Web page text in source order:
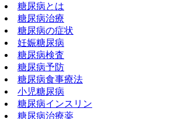
糖尿病とは
糖尿病治療
糖尿病の症状
妊娠糖尿病
糖尿病検査
糖尿病予防
糖尿病食事療法
小児糖尿病
糖尿病インスリン
糖尿病治療薬